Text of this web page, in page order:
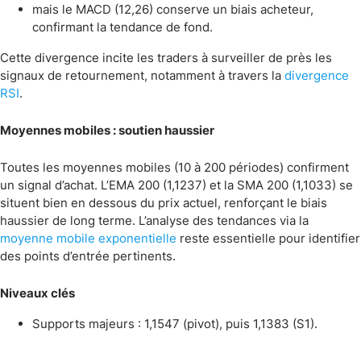
mais le MACD (12,26) conserve un biais acheteur,
confirmant la tendance de fond.
Cette divergence incite les traders à surveiller de près les
signaux de retournement, notamment à travers la divergence
RSI.
Moyennes mobiles : soutien haussier
Toutes les moyennes mobiles (10 à 200 périodes) confirment
un signal d’achat. L’EMA 200 (1,1237) et la SMA 200 (1,1033) se
situent bien en dessous du prix actuel, renforçant le biais
haussier de long terme. L’analyse des tendances via la
moyenne mobile exponentielle reste essentielle pour identifier
des points d’entrée pertinents.
Niveaux clés
Supports majeurs : 1,1547 (pivot), puis 1,1383 (S1).